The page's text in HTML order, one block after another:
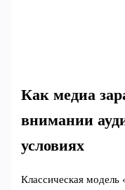
Как медиа
внимании
условиях
Классическая